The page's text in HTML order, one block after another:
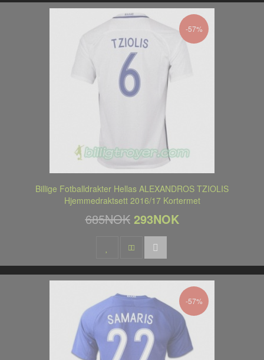
-57%
Billige Fotballdrakter Hellas ALEXANDROS TZIOLIS
Hjemmedraktsett 2016/17 Kortermet
685NOK 293NOK
-57%